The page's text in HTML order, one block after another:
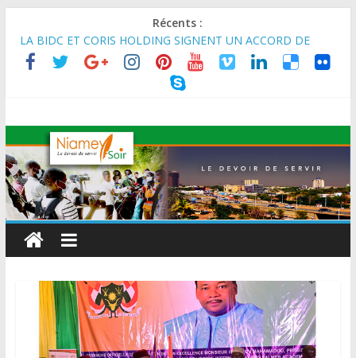
Récents :
LA BIDC ET CORIS HOLDING SIGNENT UN ACCORD DE
FINANCEMENT DE 80 MILLIONS D’EUROS POUR
RENFORCER LES CHAÎNES DE VALEUR ALIMENTAIRES,
ÉNERGÉTIQUES ET AGRICOLES EN AFRIQUE DE L’OUEST
Général de Division Mohamed TOUMBA a reçu en audience
son homologue du Burkina Faso et délégation du Kawar.
BANQUE MONDIALE : L’IA offre un levier vital aux économies
en développement en panne de croissance (Communiqué)
AES : Le Chef de l’Etat a reçu en audience à Maradi les
ministres en charge de l’Environnement du Burkina Faso et du
Mali.
MARADI : Le Président de la République, Chef de l’État, S.E le
pour la célébration de la 3ᵉ édition de la Journée Nationale de
l’Arbre (JNA).